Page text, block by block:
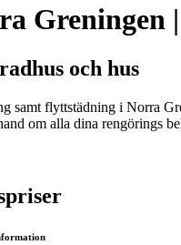
Greningen
och hus
samt flyttstädning i Norra
om alla dina rengörings